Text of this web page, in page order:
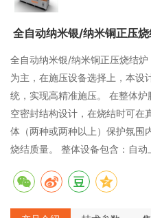
全自动纳米银/纳米铜正压
全自动纳米银/纳米铜正压烧结
为主，在施压设备选择上，本设
统，实现高精准施压。 在整体
空密封结构设计，在烧结时可在
体（两种或两种以上）保护氛围
烧结质量。 整体设备包含：自动
等。预压和本压两个阶段。